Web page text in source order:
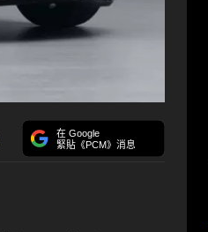
在 Google
緊貼《PCM》消息